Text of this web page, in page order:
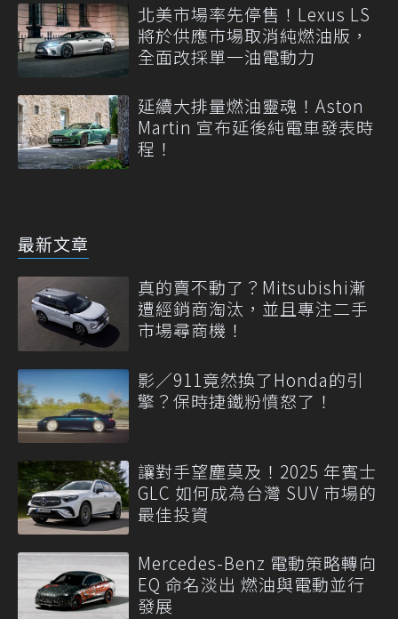
北美市場率先停售！Lexus LS
將於供應市場取消純燃油版，
全面改採單一油電動力
延續大排量燃油靈魂！Aston
Martin 宣布延後純電車發表時
程！
最新文章
真的賣不動了？Mitsubishi漸
遭經銷商淘汰，並且專注二手
市場尋商機！
影／911竟然換了Honda的引
擎？保時捷鐵粉憤怒了！
讓對手望塵莫及！2025 年賓士
GLC 如何成為台灣 SUV 市場的
最佳投資
Mercedes-Benz 電動策略轉向
EQ 命名淡出 燃油與電動並行
發展